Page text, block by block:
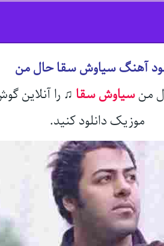
آهنگ سیاوش سقا حال من
منسیاوش سقا ♫ را آنلاین
موزیک دانلود کنید.